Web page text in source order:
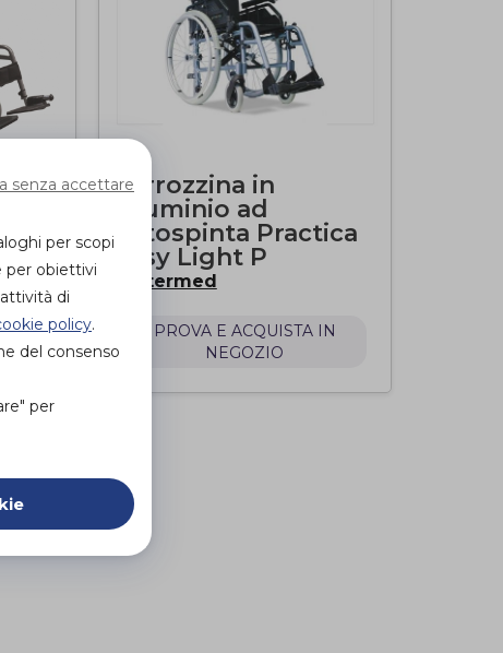
IN
Carrozzina in
alluminio ad
autospinta Practica
Easy Light P
Intermed
PROVA E ACQUISTA IN
NEGOZIO
senza accettare
per scopi
per obiettivi
di
policy.
del consenso
per